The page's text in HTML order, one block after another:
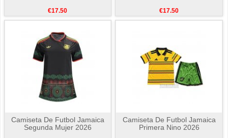
€17.50 €17.50
Camiseta De Futbol Jamaica
Segunda Mujer 2026
Camiseta De Futbol Jamaica
Primera Nino 2026